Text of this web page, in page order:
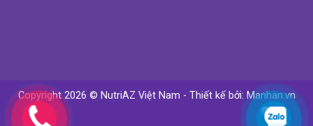
Copyright 2026 © NutriAZ Việt Nam - Thiết kế bởi: Manhan.vn